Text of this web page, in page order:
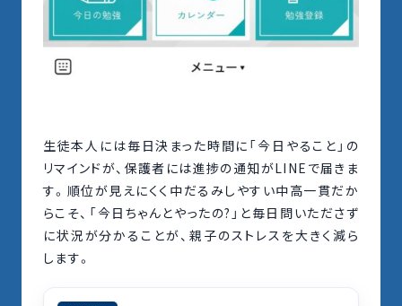
生徒本人には毎日決まった時間に「今日やること」の
リマインドが、保護者には進捗の通知がLINEで届きま
す。順位が見えにくく中だるみしやすい中高一貫だか
らこそ、「今日ちゃんとやったの?」と毎日問いたださず
に状況が分かることが、親子のストレスを大きく減ら
します。